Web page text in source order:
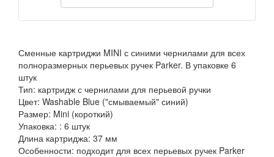
Сменные картриджи MINI с синими чернилами для всех
полноразмерных перьевых ручек Parker. В упаковке 6
штук
Тип: картридж с чернилами для перьевой ручки
Цвет: Washable Blue ("смываемый" синий)
Размер: Mini (короткий)
Упаковка: : 6 штук
Длина картриджа: 37 мм
Особенности: подходит для всех перьевых ручек Parker